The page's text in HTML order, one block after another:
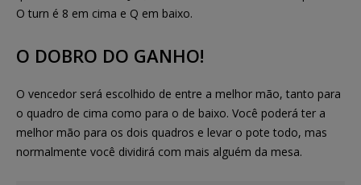
O turn é 8 em cima e Q em baixo.
O DOBRO DO GANHO!
O vencedor será escolhido de entre a melhor mão, tanto para
o quadro de cima como para o de baixo. Você poderá ter a
melhor mão para os dois quadros e levar o pote todo, mas
normalmente você dividirá com mais alguém da mesa.